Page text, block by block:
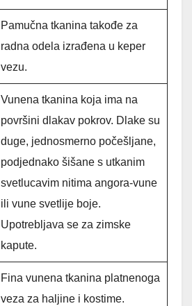
Pamučna tkanina takođe za
radna odela izrađena u keper
vezu.
Vunena tkanina koja ima na
površini dlakav pokrov. Dlake su
duge, jednosmerno počešljane,
podjednako šišane s utkanim
svetlucavim nitima angora-vune
ili vune svetlije boje.
Upotrebljava se za zimske
kapute.
Fina vunena tkanina platnenoga
veza za haljine i kostime.